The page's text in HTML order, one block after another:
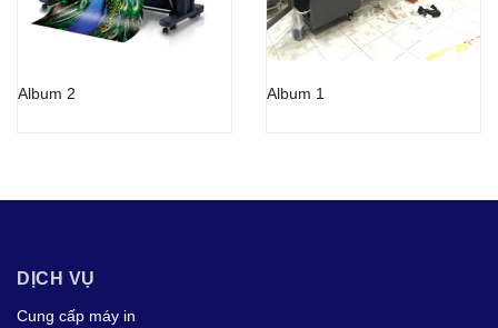
Album 2 Album 1
DỊCH VỤ
Cung cấp máy in